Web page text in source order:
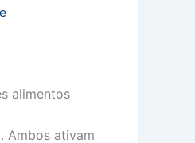
alimentos
Ambos ativam